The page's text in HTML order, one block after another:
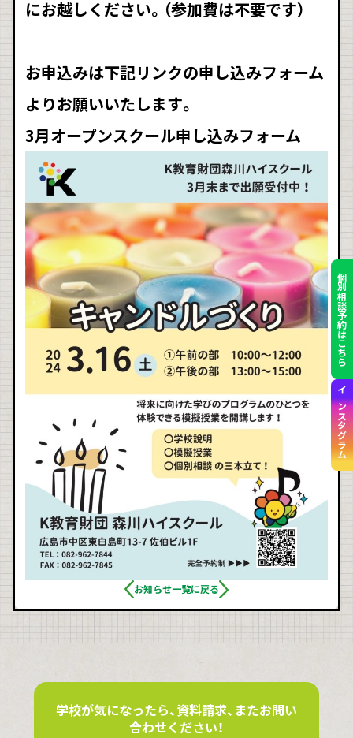
個別相談予約はこちら
インスタグラム
にお越しください。（参加費は不要です）
お申込みは下記リンクの申し込みフォーム
よりお願いいたします。
3月オープンスクール申し込みフォーム
お知らせ一覧に戻る
学校が気になったら、資料請求、またお問い
合わせください！